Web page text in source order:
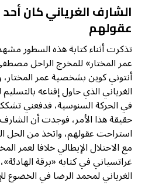
الشارف الغرياني كان
عقولهم
تذكرت أثناء كتابة هذه السطور
عمر المختار» للمخرج الراحل
أنتوني كوين بشخصية عمر
الغرياني الذي حاول إقناعه
في الحركة السنوسية، فدفعني
حقيقة هذا الأمر، فوجدت أن
استراحت عقولهم، واتخذ من الحل
مع الاحتلال الإيطالي خلافا لعمر
غراتسياني في كتابه «برقة
الغرياني لمحمد الرضا في الخضوع